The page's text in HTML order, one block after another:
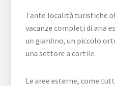
Tante località turistiche
vacanze completi di aria
un giardino, un piccolo
una settore a cortile.
Le aree esterne, come